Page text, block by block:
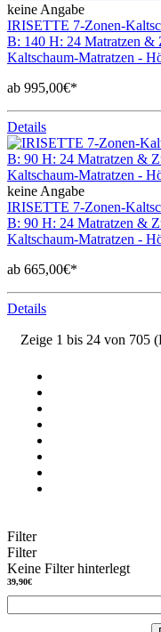
keine Angabe
IRISETTE 7-Zonen-
B: 140 H: 24 Matratzen &
Kaltschaum-Matratzen -
ab 995,00€*
Details
keine Angabe
IRISETTE 7-Zonen-
B: 90 H: 24 Matratzen &
Kaltschaum-Matratzen -
ab 665,00€*
Details
Zeige 1 bis 24 von 705
Filter
Filter
Keine Filter hinterlegt
39,90€